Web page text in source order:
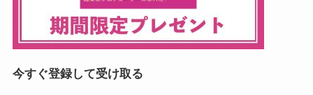
今すぐ登録して受け取る